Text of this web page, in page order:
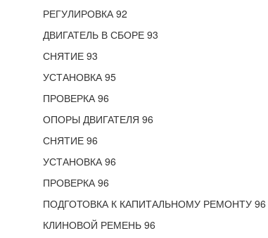
РЕГУЛИРОВКА 92
ДВИГАТЕЛЬ В СБОРЕ 93
СНЯТИЕ 93
УСТАНОВКА 95
ПРОВЕРКА 96
ОПОРЫ ДВИГАТЕЛЯ 96
СНЯТИЕ 96
УСТАНОВКА 96
ПРОВЕРКА 96
ПОДГОТОВКА К КАПИТАЛЬНОМУ РЕМОНТУ 96
КЛИНОВОЙ РЕМЕНЬ 96